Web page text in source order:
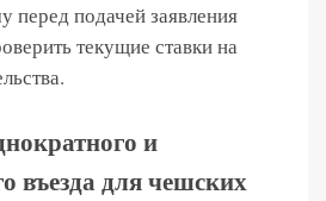
перед подачей заявления
текущие ставки на
и
въезда для чешских